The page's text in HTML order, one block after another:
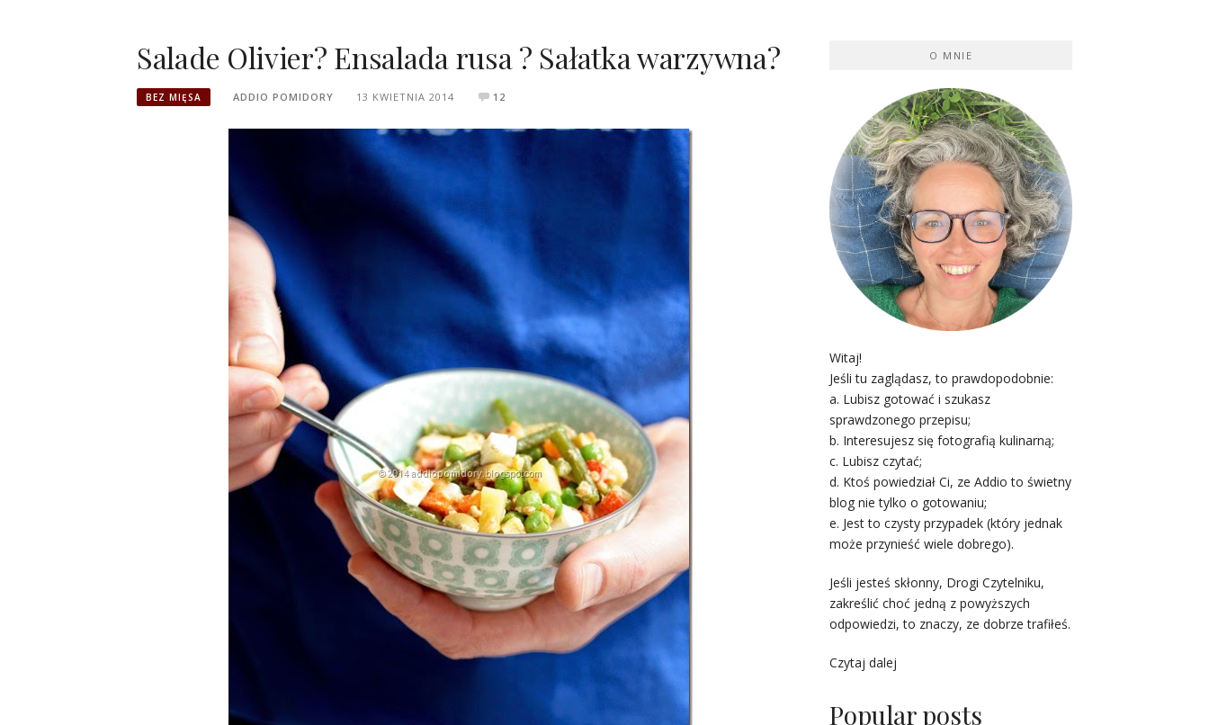
Salade Olivier? Ensalada rusa ? Sałatka warzywna?
BEZ MIĘSA ADDIO POMIDORY 13 KWIETNIA 2014 12
O MNIE
Witaj!
Jeśli tu zaglądasz, to prawdopodobnie:
a. Lubisz gotować i szukasz
sprawdzonego przepisu;
b. Interesujesz się fotografią kulinarną;
c. Lubisz czytać;
d. Ktoś powiedział Ci, ze Addio to świetny
blog nie tylko o gotowaniu;
e. Jest to czysty przypadek (który jednak
może przynieść wiele dobrego).
Jeśli jesteś skłonny, Drogi Czytelniku,
zakreślić choć jedną z powyższych
odpowiedzi, to znaczy, ze dobrze trafiłeś.
Czytaj dalej
Popular posts